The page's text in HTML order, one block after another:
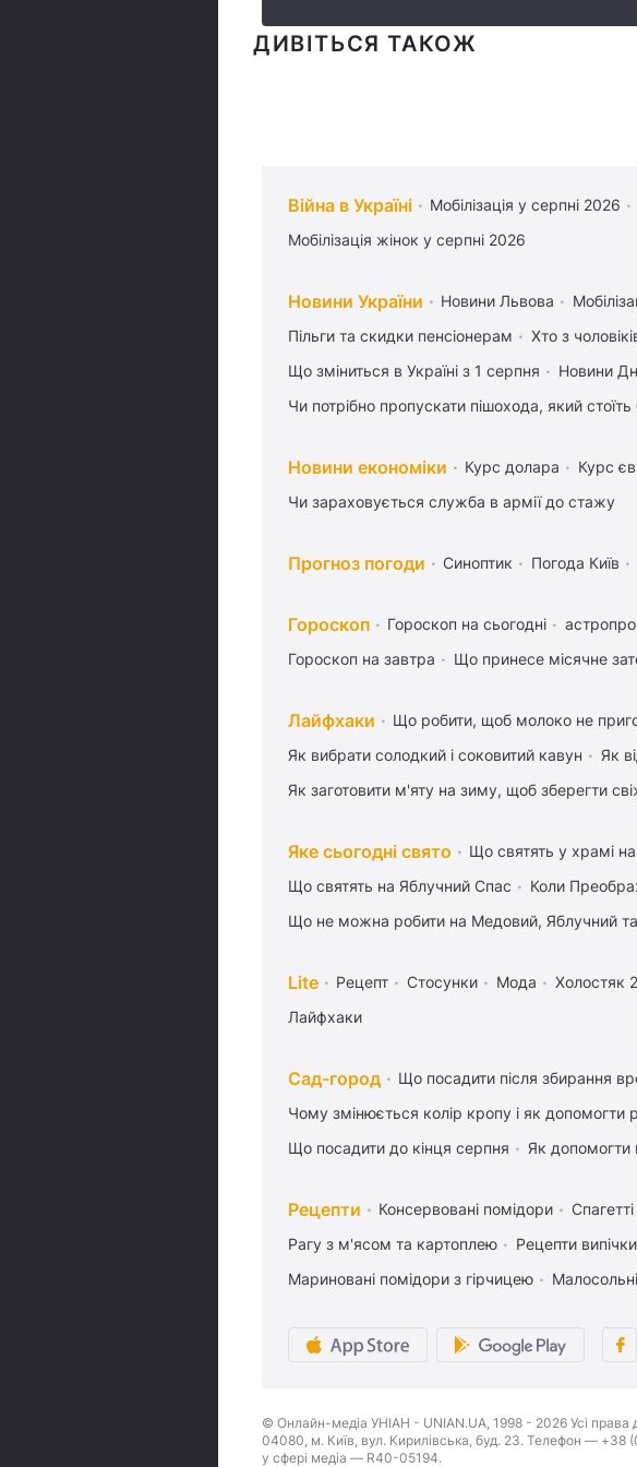
ДИВІТЬСЯ ТАКОЖ
Війна в Україні Мобілізація у серпні 2026
Мобілізація жінок у серпні 2026
Новини України Новини Львова
Пільги та скидки пенсіонерам
Хто з
Що зміниться в Україні з 1 серпня
Новини
Чи потрібно пропускати пішохода, який стоїть
Новини економіки Курс долара Курс
Чи зараховується служба в армії до стажу
Прогноз погоди Синоптик Погода Київ
Гороскоп Гороскоп на сьогодні
Гороскоп на завтра
Що принесе місячне
Лайфхаки Що робити, щоб молоко не
Як вибрати солодкий і соковитий кавун
Як
Як заготовити м'яту на зиму, щоб зберегти
Яке сьогодні свято Що святять у храмі
Що святять на Яблучний Спас
Коли
Що не можна робити на Медовий, Яблучний та
Lite Рецепт Стосунки Мода Холостяк
Лайфхаки
Сад-город Що посадити після збирання
Чому змінюється колір кропу і як допомогти
Що посадити до кінця серпня
Як
Рецепти Консервовані помідори
Рагу з м'ясом та картоплею
Рецепти
Мариновані помідори з гірчицею
© Онлайн-медіа УНІАН - UNIAN.UA, 1998 - 2026 Усі права
04080, м. Київ, вул. Кирилівська, буд. 23. Телефон — +38
у сфері медіа — R40-05194.